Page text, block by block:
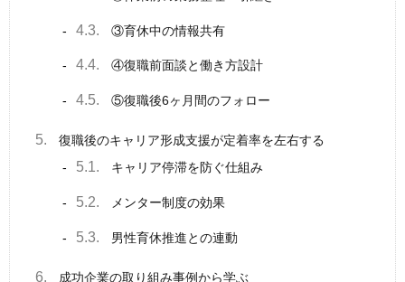
4.3. ③育休中の情報共有
4.4. ④復職前面談と働き方設計
4.5. ⑤復職後6ヶ月間のフォロー
5. 復職後のキャリア形成支援が定着率を左右する
5.1. キャリア停滞を防ぐ仕組み
5.2. メンター制度の効果
5.3. 男性育休推進との連動
6. 成功企業の取り組み事例から学ぶ